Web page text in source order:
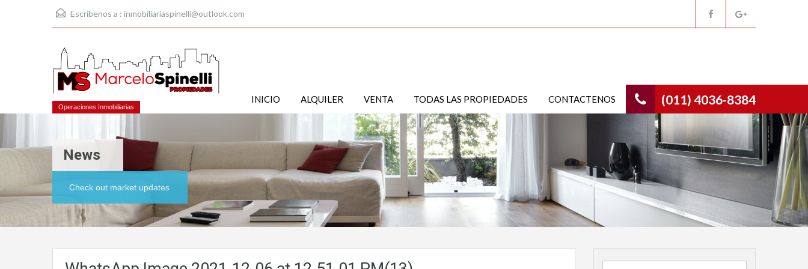
Escríbenos a : inmobiliariaspinelli@outlook.com
Operaciones Inmobiliarias (011) 4036-8384
INICIO ALQUILER VENTA TODAS LAS PROPIEDADES CONTACTENOS
News
Check out market updates